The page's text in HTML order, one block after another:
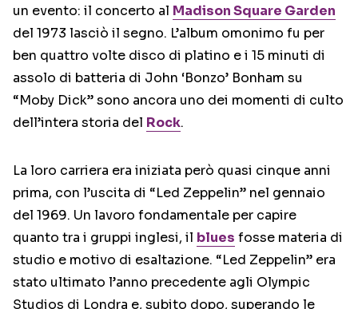
un evento: il concerto al Madison Square Garden
del 1973 lasciò il segno. L’album omonimo fu per
ben quattro volte disco di platino e i 15 minuti di
assolo di batteria di John ‘Bonzo’ Bonham su
“Moby Dick” sono ancora uno dei momenti di culto
dell’intera storia del Rock.
La loro carriera era iniziata però quasi cinque anni
prima, con l’uscita di “Led Zeppelin” nel gennaio
del 1969. Un lavoro fondamentale per capire
quanto tra i gruppi inglesi, il blues fosse materia di
studio e motivo di esaltazione. “Led Zeppelin” era
stato ultimato l’anno precedente agli Olympic
Studios di Londra e, subito dopo, superando le